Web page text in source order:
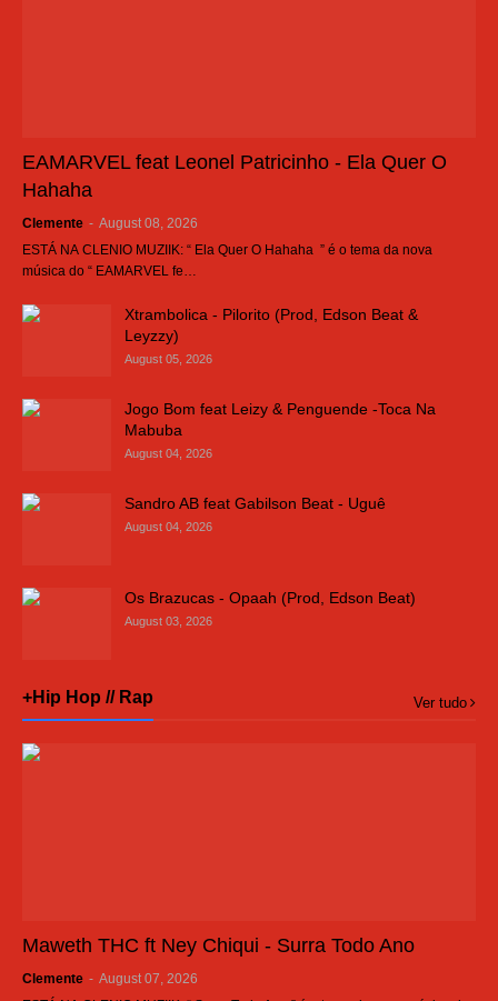
EAMARVEL feat Leonel Patricinho - Ela Quer O
Hahaha
Clemente - August 08, 2026
ESTÁ NA CLENIO MUZIIK: “ Ela Quer O Hahaha ” é o tema da nova
música do “ EAMARVEL fe…
Xtrambolica - Pilorito (Prod, Edson Beat &
Leyzzy)
August 05, 2026
Jogo Bom feat Leizy & Penguende -Toca Na
Mabuba
August 04, 2026
Sandro AB feat Gabilson Beat - Uguê
August 04, 2026
Os Brazucas - Opaah (Prod, Edson Beat)
August 03, 2026
+Hip Hop // Rap Ver tudo
Maweth THC ft Ney Chiqui - Surra Todo Ano
Clemente - August 07, 2026